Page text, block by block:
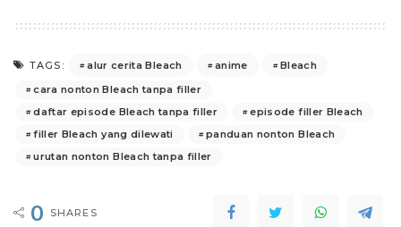
TAGS: alur cerita Bleach anime
Bleach
cara nonton Bleach tanpa filler
daftar episode Bleach tanpa filler
episode filler Bleach
filler Bleach yang dilewati
panduan nonton Bleach
urutan nonton Bleach tanpa filler
0 SHARES